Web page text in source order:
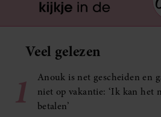
Veel gelezen
1
Anouk is net gescheiden en
niet op vakantie: ‘Ik kan het
betalen’